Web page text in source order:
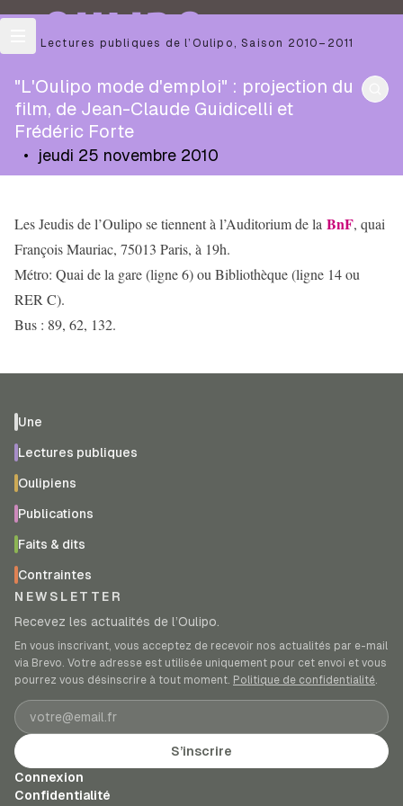
OULIPO
Les Lectures publiques de l’Oulipo ,Saison 2010–2011
"L'Oulipo mode d'emploi" : projection du
film, de Jean-Claude Guidicelli et
Frédéric Forte
• jeudi 25 novembre 2010
Les Jeudis de l’Oulipo se tiennent à l’Auditorium de la BnF, quai
François Mauriac, 75013 Paris, à 19h.
Métro: Quai de la gare (ligne 6) ou Bibliothèque (ligne 14 ou
RER C).
Bus : 89, 62, 132.
Une
Lectures publiques
Oulipiens
Publications
Faits & dits
Contraintes
NEWSLETTER
Recevez les actualités de l’Oulipo.
En vous inscrivant, vous acceptez de recevoir nos actualités par e-mail
via Brevo. Votre adresse est utilisée uniquement pour cet envoi et vous
pourrez vous désinscrire à tout moment. Politique de confidentialité.
Adresse e-mail
S’inscrire
Connexion
Confidentialité